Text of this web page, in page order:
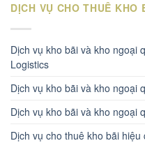
DỊCH VỤ CHO THUÊ KHO
Dịch vụ kho bãi và kho ngoại
Logistics
Dịch vụ kho bãi và kho ngoại
Dịch vụ kho bãi và kho ngoại
Dịch vụ cho thuê kho bãi